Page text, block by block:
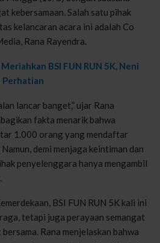
kebersamaan. Salah satu pihak
kelancaran acara ini adalah Co
Rana Rayendra.
BSI FUN RUN 5K, Neni
Perhatian
lancar banget,” ujar Rana
fakta menarik bahwa
1.000 orang yang mendaftar
demi menjaga keintiman dan
penyelenggara hanya mengambil
BSI FUN RUN 5K kali ini
tetapi juga perayaan semangat
Rana menjelaskan bahwa